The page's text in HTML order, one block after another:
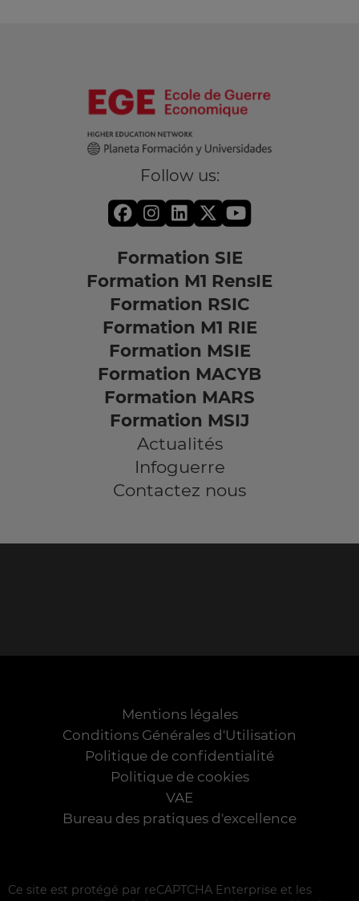
Follow us:
Formation SIE
Formation M1 RensIE
Formation RSIC
Formation M1 RIE
Formation MSIE
Formation MACYB
Formation MARS
Formation MSIJ
Actualités
Infoguerre
Contactez nous
Mentions légales
Conditions Générales d'Utilisation
Politique de confidentialité
Politique de cookies
VAE
Bureau des pratiques d'excellence
Ce site est protégé par reCAPTCHA Enterprise et les